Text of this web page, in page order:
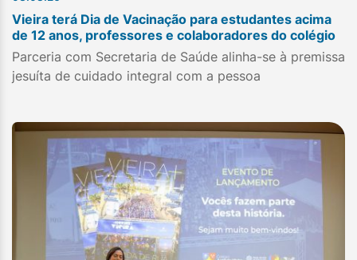
Vieira terá Dia de Vacinação para estudantes acima
de 12 anos, professores e colaboradores do colégio
Parceria com Secretaria de Saúde alinha-se à premissa
jesuíta de cuidado integral com a pessoa